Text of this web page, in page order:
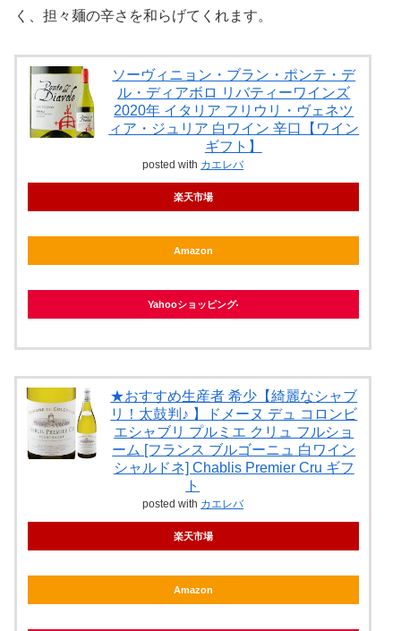
く、担々麺の辛さを和らげてくれます。
ソーヴィニョン・ブラン・ポンテ・デ
ル・ディアボロ リバティーワインズ
2020年 イタリア フリウリ・ヴェネツ
ィア・ジュリア 白ワイン 辛口【ワイン
ギフト】
posted with カエレバ
楽天市場
Amazon
Yahooショッピング
★おすすめ生産者 希少【綺麗なシャブ
リ！太鼓判♪ 】ドメーヌ デュ コロンビ
エシャブリ プルミエ クリュ フルショ
ーム [フランス ブルゴーニュ 白ワイン
シャルドネ] Chablis Premier Cru ギフ
ト
posted with カエレバ
楽天市場
Amazon